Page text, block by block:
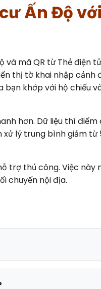
Ấn Độ
và mã QR từ Thẻ điện
thị tờ khai nhập cảnh
khớp với hộ chiếu
hơn. Dữ liệu thí điểm
xử lý trung bình giảm
trợ thủ công. Việc này
chuyến nội địa.